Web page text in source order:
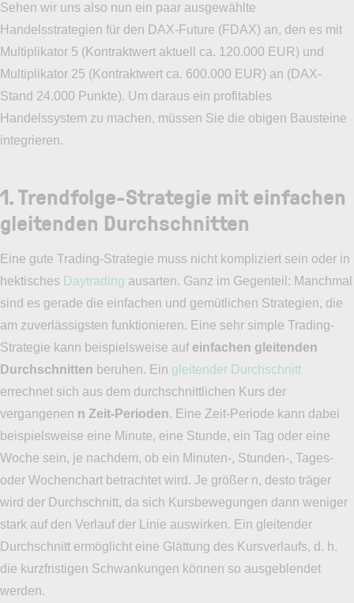
Sehen wir uns also nun ein paar ausgewählte
Handelsstrategien für den DAX-Future (FDAX) an, den es mit
Multiplikator 5 (Kontraktwert aktuell ca. 120.000 EUR) und
Multiplikator 25 (Kontraktwert ca. 600.000 EUR) an (DAX-
Stand 24.000 Punkte). Um daraus ein profitables
Handelssystem zu machen, müssen Sie die obigen Bausteine
integrieren.
1. Trendfolge-Strategie mit einfachen
gleitenden Durchschnitten
Eine gute Trading-Strategie muss nicht kompliziert sein oder in
hektisches Daytrading ausarten. Ganz im Gegenteil: Manchmal
sind es gerade die einfachen und gemütlichen Strategien, die
am zuverlässigsten funktionieren. Eine sehr simple Trading-
Strategie kann beispielsweise auf einfachen gleitenden
Durchschnitten beruhen. Ein gleitender Durchschnitt
errechnet sich aus dem durchschnittlichen Kurs der
vergangenen n Zeit-Perioden. Eine Zeit-Periode kann dabei
beispielsweise eine Minute, eine Stunde, ein Tag oder eine
Woche sein, je nachdem, ob ein Minuten-, Stunden-, Tages-
oder Wochenchart betrachtet wird. Je größer n, desto träger
wird der Durchschnitt, da sich Kursbewegungen dann weniger
stark auf den Verlauf der Linie auswirken. Ein gleitender
Durchschnitt ermöglicht eine Glättung des Kursverlaufs, d. h.
die kurzfristigen Schwankungen können so ausgeblendet
werden.